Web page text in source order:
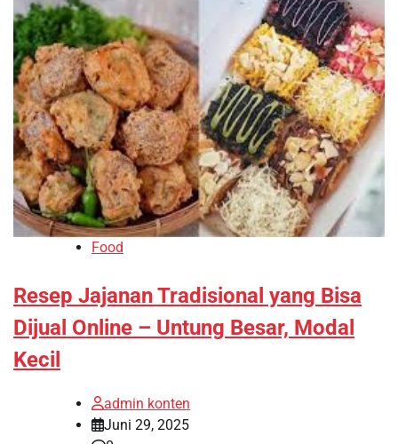
Food
Resep Jajanan Tradisional yang Bisa
Dijual Online – Untung Besar, Modal
Kecil
admin konten
Juni 29, 2025